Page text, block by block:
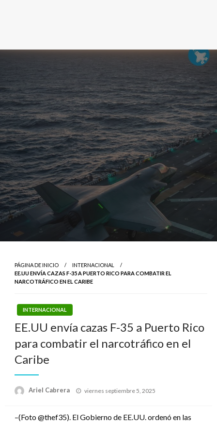
PÁGINA DE INICIO
INTERNACIONAL
EE.UU ENVÍA CAZAS F-35 A PUERTO RICO PARA COMBATIR EL
NARCOTRÁFICO EN EL CARIBE
INTERNACIONAL
EE.UU envía cazas F-35 a Puerto Rico
para combatir el narcotráfico en el
Caribe
Ariel Cabrera
Publicado
viernes septiembre 5, 2025
–(Foto @thef35). El Gobierno de EE.UU. ordenó en las